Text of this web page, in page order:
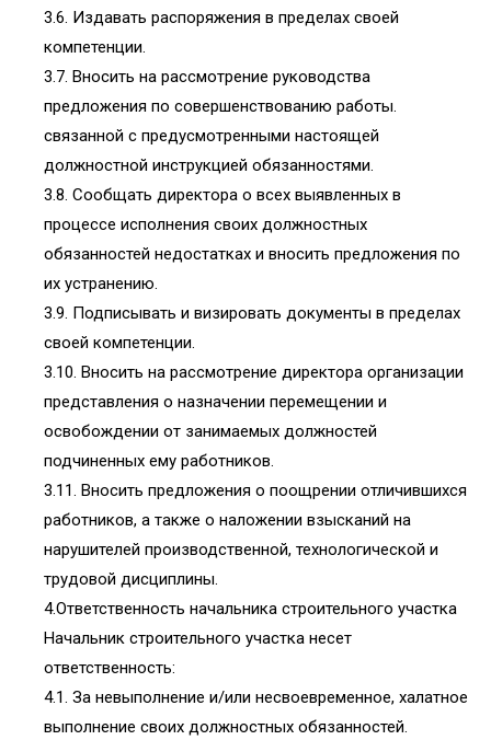
3.6. Издавать распоряжения в пределах своей
компетенции.
3.7. Вносить на рассмотрение руководства
предложения по совершенствованию работы.
связанной с предусмотренными настоящей
должностной инструкцией обязанностями.
3.8. Сообщать директора о всех выявленных в
процессе исполнения своих должностных
обязанностей недостатках и вносить предложения по
их устранению.
3.9. Подписывать и визировать документы в пределах
своей компетенции.
3.10. Вносить на рассмотрение директора организации
представления о назначении перемещении и
освобождении от занимаемых должностей
подчиненных ему работников.
3.11. Вносить предложения о поощрении отличившихся
работников, а также о наложении взысканий на
нарушителей производственной, технологической и
трудовой дисциплины.
4.Ответственность начальника строительного участка
Начальник строительного участка несет
ответственность:
4.1. За невыполнение и/или несвоевременное, халатное
выполнение своих должностных обязанностей.